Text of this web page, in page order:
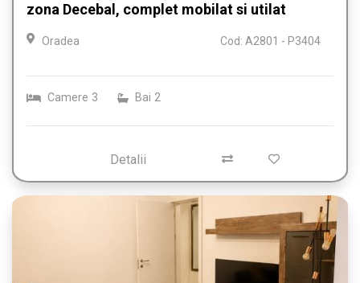
zona Decebal, complet mobilat si utilat
Oradea Cod: A2801 - P3404
Camere 3 Bai 2
Detalii